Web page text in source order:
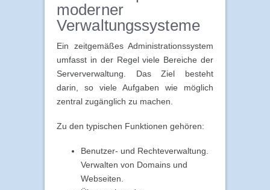
moderner
Verwaltungssysteme
Ein zeitgemäßes Administrationssystem
umfasst in der Regel viele Bereiche der
Serververwaltung. Das Ziel besteht
darin, so viele Aufgaben wie möglich
zentral zugänglich zu machen.
Zu den typischen Funktionen gehören:
Benutzer- und Rechteverwaltung.
Verwalten von Domains und
Webseiten.